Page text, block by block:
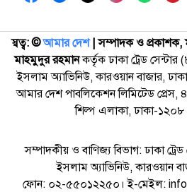
স্বত্ব: ©️আমার দেশ| সম্পাদক ও প্রকাশক,
মাহমুদুর রহমানকর্তৃক ঢাকা ট্রেড
ইসলাম অ্যাভিনিউ, কারওয়ান বাজার,
আমার দেশ পাবলিকেশন লিমিটেড
শিল্প এলাকা, ঢাকা-১২০৮
সম্পাদকীয় ও বাণিজ্য বিভাগ: ঢাকা
ইসলাম অ্যাভিনিউ, কারওয়ান
ফোন: ০২-৫৫০১২২৫০। ই-মেইল: